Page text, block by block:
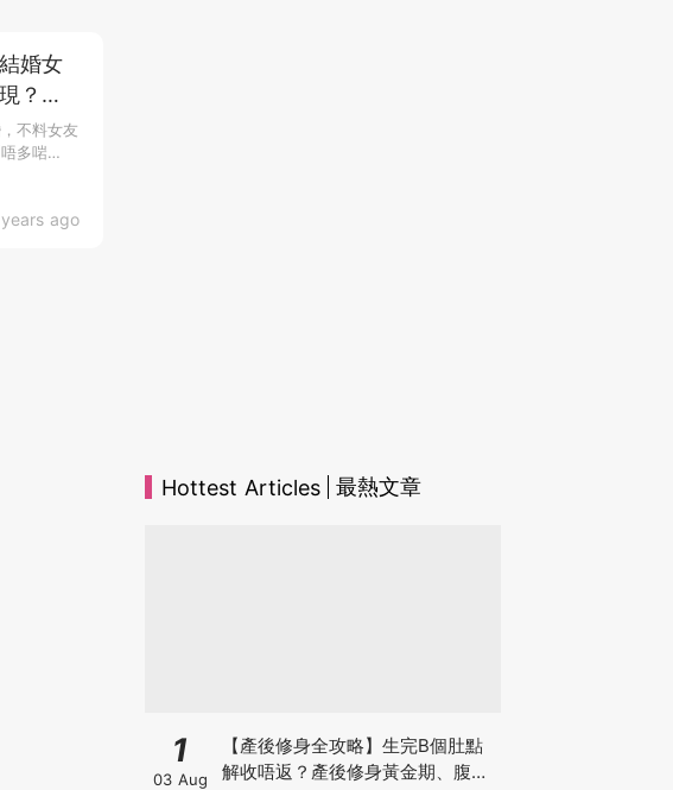
ago
婚女
？港
不料女友
多啱
Hottest Articles 最熱文章
1
03 Aug
【產後修身全攻略】生完B個肚點
解收唔返？產後修身黃金期、腹直